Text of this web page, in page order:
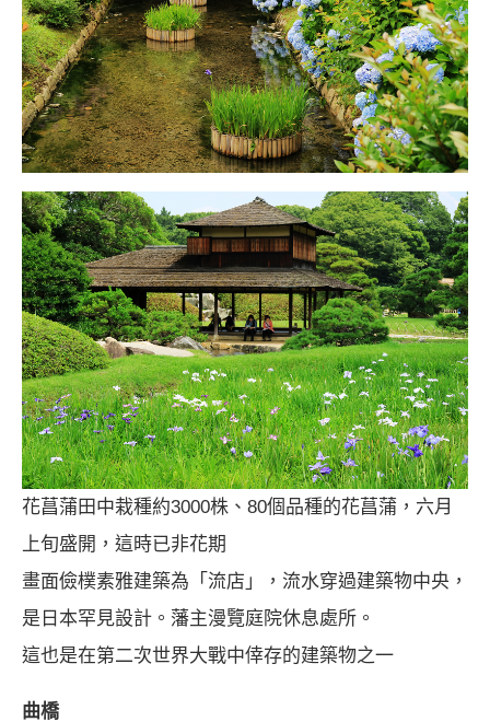
花菖蒲田中栽種約3000株、80個品種的花菖蒲，六月
上旬盛開，這時已非花期
畫面儉樸素雅建築為「流店」，流水穿過建築物中央，
是日本罕見設計。藩主漫覽庭院休息處所。
這也是在第二次世界大戰中倖存的建築物之一
曲橋